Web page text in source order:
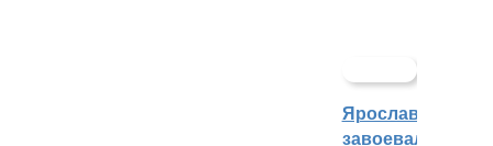
Ярославцы
завоевали